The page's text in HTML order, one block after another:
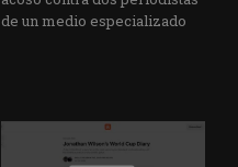
de un medio especializado